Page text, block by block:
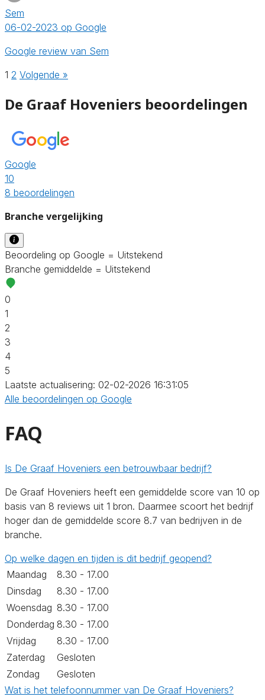
Sem
06-02-2023 op Google
Google review van Sem
1 2 Volgende »
De Graaf Hoveniers beoordelingen
Google
10
8 beoordelingen
Branche vergelijking
Beoordeling op Google = Uitstekend
Branche gemiddelde = Uitstekend
0
1
2
3
4
5
Laatste actualisering: 02-02-2026 16:31:05
Alle beoordelingen op Google
FAQ
Is De Graaf Hoveniers een betrouwbaar bedrijf?
De Graaf Hoveniers heeft een gemiddelde score van 10 op
basis van 8 reviews uit 1 bron. Daarmee scoort het bedrijf
hoger dan de gemiddelde score 8.7 van bedrijven in de
branche.
Op welke dagen en tijden is dit bedrijf geopend?
Maandag
8.30 - 17.00
Dinsdag
8.30 - 17.00
Woensdag 8.30 - 17.00
Donderdag 8.30 - 17.00
Vrijdag
8.30 - 17.00
Zaterdag
Gesloten
Zondag
Gesloten
Wat is het telefoonnummer van De Graaf Hoveniers?